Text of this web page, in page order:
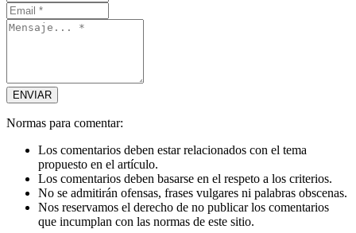
Normas para comentar:
Los comentarios deben estar relacionados con el tema
propuesto en el artículo.
Los comentarios deben basarse en el respeto a los criterios.
No se admitirán ofensas, frases vulgares ni palabras obscenas.
Nos reservamos el derecho de no publicar los comentarios
que incumplan con las normas de este sitio.